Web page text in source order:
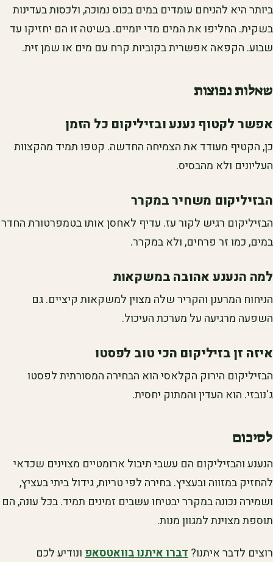
ביותר היא להניחם עומדים במים בכוס נמוכה, ולכסות בעדינות
בשקית. החליפו את המים מדי יומיים. בשיטה זו הם יחזיקו עד
שבוע. הקפאה אפשרית בקוביות קרח עם מים או שמן זית.
שאלות נפוצות
אפשר לקטוף נענע ובזיליקום כל הזמן
כן, הקטיף מעודד את הצמיחה החדשה. קטפו תמיד מהקצוות
העליונים ולא מהבסיס.
הבזיליקום משחיר במקרר
הבזיליקום רגיש לקור עז. עדיף לאחסן אותו בטמפרטורת החדר
במים, כמו זר פרחים, ולא במקרר.
למה הנענע אהובה במשקאות
הניחוח המרענן והקריר שלה מצוין למשקאות קיציים. גם
השפעה מרגיעה על מערכת העיכול.
איזה זן בזיליקום הכי טוב לפסטו
הבזיליקום הירוק הקלאסי הוא הבחירה המסורתית לפסטו
ג'נובזי. הוא העדין והמתוק יחסית.
לסיכום
הנענע והבזיליקום הם עשבי תיבול ארומטיים מצוינים שכדאי
להחזיק במזווה ובעציץ. בחירה לפי טריות, גידול ביתי בעציץ,
ושמירה נכונה במקרר יבטיחו עשבים זמינים תמיד. בכל עונה, הם
תוספת מצוינת למגוון מנות.
רוצים לדבר איתנו?דברו איתנו בוואטסאפונודיע לכם